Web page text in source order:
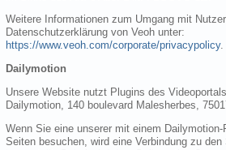
Weitere Informationen zum Umgang mit
Datenschutzerklärung von Veoh unter:
https://www.veoh.com/corporate/privacypolicy.
Dailymotion
Unsere Website nutzt Plugins des
Dailymotion, 140 boulevard Malesherbes,
Wenn Sie eine unserer mit einem
Seiten besuchen, wird eine Verbindung zu